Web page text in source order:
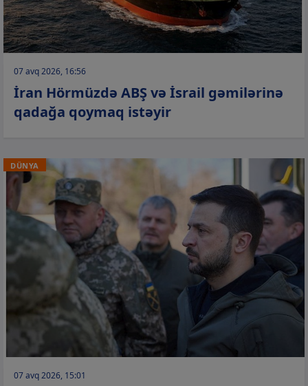
07 avq 2026, 16:56
İran Hörmüzdə ABŞ və İsrail gəmilərinə
qadağa qoymaq istəyir
DÜNYA
07 avq 2026, 15:01